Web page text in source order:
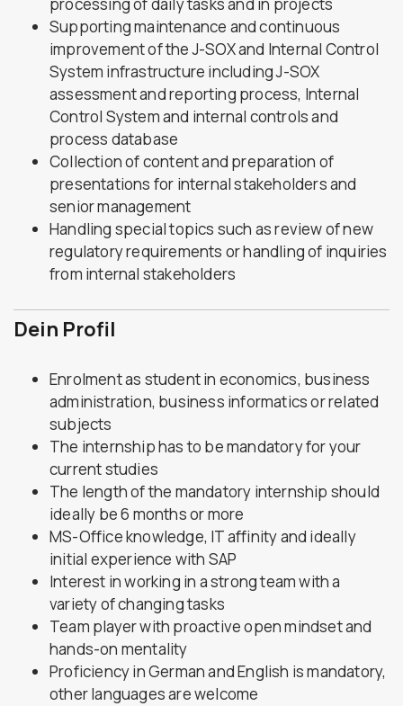
processing of daily tasks and in projects
Supporting maintenance and continuous
improvement of the J-SOX and Internal Control
System infrastructure including J-SOX
assessment and reporting process, Internal
Control System and internal controls and
process database
Collection of content and preparation of
presentations for internal stakeholders and
senior management
Handling special topics such as review of new
regulatory requirements or handling of inquiries
from internal stakeholders
Dein Profil
Enrolment as student in economics, business
administration, business informatics or related
subjects
The internship has to be mandatory for your
current studies
The length of the mandatory internship should
ideally be 6 months or more
MS-Office knowledge, IT affinity and ideally
initial experience with SAP
Interest in working in a strong team with a
variety of changing tasks
Team player with proactive open mindset and
hands-on mentality
Proficiency in German and English is mandatory,
other languages are welcome